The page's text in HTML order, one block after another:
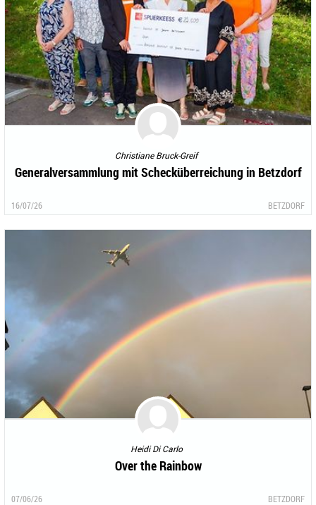
Christiane Bruck-Greif
Generalversammlung mit Schecküberreichung in Betzdorf
16/07/26 BETZDORF
Heidi Di Carlo
Over the Rainbow
07/06/26 BETZDORF